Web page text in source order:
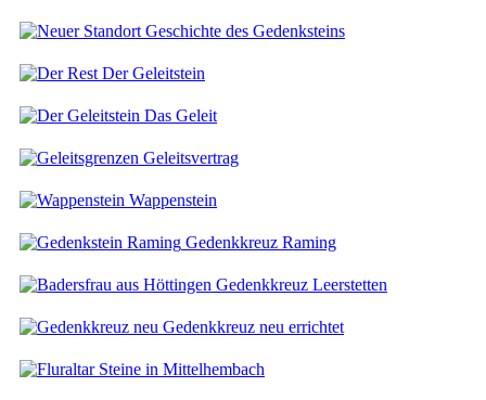
Geschichte des Gedenksteins
Der Geleitstein
Das Geleit
Geleitsvertrag
Wappenstein
Gedenkkreuz Raming
Gedenkkreuz Leerstetten
Gedenkkreuz neu errichtet
Steine in Mittelhembach